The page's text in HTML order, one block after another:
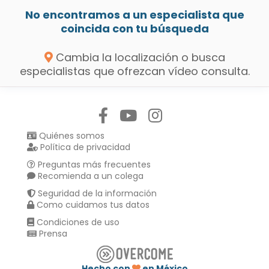
No encontramos a un especialista que
coincida con tu búsqueda
Cambia la localización o busca
especialistas que ofrezcan vídeo consulta.
Quiénes somos
Política de privacidad
Preguntas más frecuentes
Recomienda a un colega
Seguridad de la información
Como cuidamos tus datos
Condiciones de uso
Prensa